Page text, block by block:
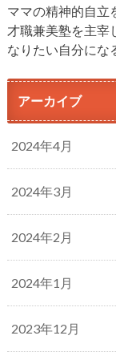
ママの精神的自立
才職兼美塾を主宰
なりたい自分にな
アーカイブ
2024年4月
2024年3月
2024年2月
2024年1月
2023年12月